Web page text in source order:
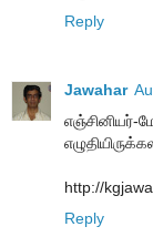
Reply
Jawahar
http://
Reply